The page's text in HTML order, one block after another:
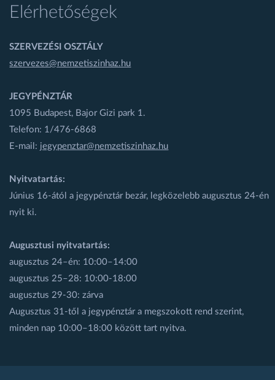
Elérhetőségek
SZERVEZÉSI OSZTÁLY
szervezes@nemzetiszinhaz.hu
JEGYPÉNZTÁR
1095 Budapest, Bajor Gizi park 1.
Telefon: 1/476-6868
E-mail: jegypenztar@nemzetiszinhaz.hu
Nyitvatartás:
Június 16-ától a jegypénztár bezár, legközelebb augusztus 24-én
nyit ki.
Augusztusi nyitvatartás:
augusztus 24–én: 10:00–14:00
augusztus 25–28: 10:00-18:00
augusztus 29-30: zárva
Augusztus 31-től a jegypénztár a megszokott rend szerint,
minden nap 10:00–18:00 között tart nyitva.